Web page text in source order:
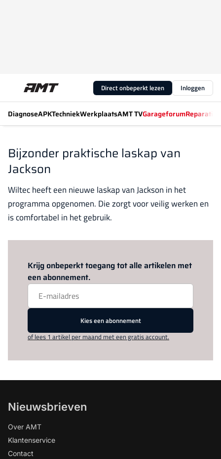
Direct onbeperkt lezen Inloggen
DiagnoseAPKTechniekWerkplaatsAMT TVGarageforum
Bijzonder praktische laskap van
Jackson
Wiltec heeft een nieuwe laskap van Jackson in het
programma opgenomen. Die zorgt voor veilig werken en
is comfortabel in het gebruik.
Krijg onbeperkt toegang tot alle artikelen met
een abonnement.
Kies een abonnement
of lees 1 artikel per maand met een gratis account.
Nieuwsbrieven
Over AMT
Klantenservice
Contact